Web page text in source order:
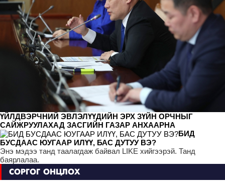
ҮЙЛДВЭРЧНИЙ ЭВЛЭЛҮҮДИЙН ЭРХ ЗҮЙН ОРЧНЫГ
САЙЖРУУЛАХАД ЗАСГИЙН ГАЗАР АНХААРНА
БИД
БУСДААС ЮУГААР ИЛҮҮ, БАС ДУТУУ ВЭ?
Энэ мэдээ танд таалагдаж байвал LIKE хийгээрэй. Танд
баярлалаа.
СОРГОГ ОНЦЛОХ